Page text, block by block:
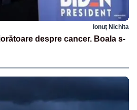
Ionuț Nichita
despre cancer. Boala s-